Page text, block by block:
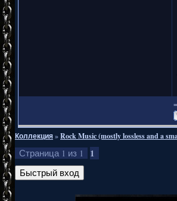
Коллекция»Rock Music (mostly lossless and a
Страница 1 из 1 1